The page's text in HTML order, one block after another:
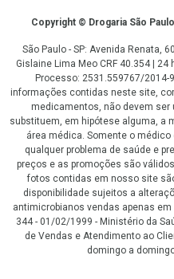
CopyrightCopyright © Drogaria São
São Paulo - SP: Avenida Renata,
Gislaine Lima Meo CRF 40.354 |
Processo: 2531.559767/2014-
informações contidas neste site,
medicamentos, não devem
substituem, em hipótese alguma, a
área médica. Somente o
qualquer problema de saúde e
preços e as promoções são
fotos contidas em nosso site
disponibilidade sujeitos a
antimicrobianos vendas apenas
344 - 01/02/1999 - Ministério da
de Vendas e Atendimento ao
domingo a